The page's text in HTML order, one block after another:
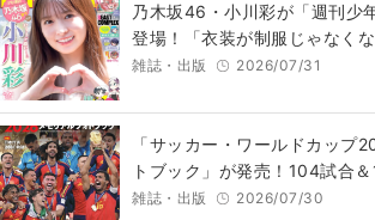
乃木坂46・小川彩が「週刊少
登場！「衣装が制服じゃなく
雑誌・出版 2026/07/31
「サッカー・ワールドカップ
トブック」が発売！104試合
雑誌・出版 2026/07/30